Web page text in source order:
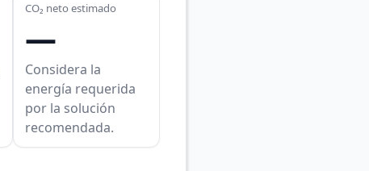
CO₂ neto estimado
—
Considera la
energía requerida
por la solución
recomendada.